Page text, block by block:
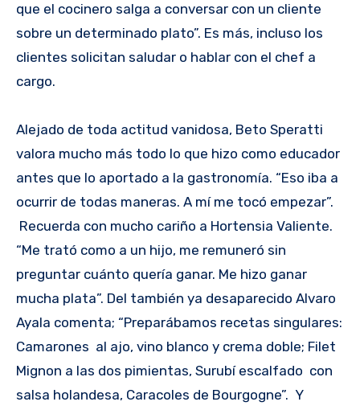
que el cocinero salga a conversar con un cliente
sobre un determinado plato”. Es más, incluso los
clientes solicitan saludar o hablar con el chef a
cargo.
Alejado de toda actitud vanidosa, Beto Speratti
valora mucho más todo lo que hizo como educador
antes que lo aportado a la gastronomía. “Eso iba a
ocurrir de todas maneras. A mí me tocó empezar”.
Recuerda con mucho cariño a Hortensia Valiente.
“Me trató como a un hijo, me remuneró sin
preguntar cuánto quería ganar. Me hizo ganar
mucha plata”. Del también ya desaparecido Alvaro
Ayala comenta; “Preparábamos recetas singulares:
Camarones al ajo, vino blanco y crema doble; Filet
Mignon a las dos pimientas, Surubí escalfado con
salsa holandesa, Caracoles de Bourgogne”. Y